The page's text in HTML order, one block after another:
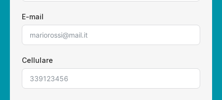
E-mail
Cellulare